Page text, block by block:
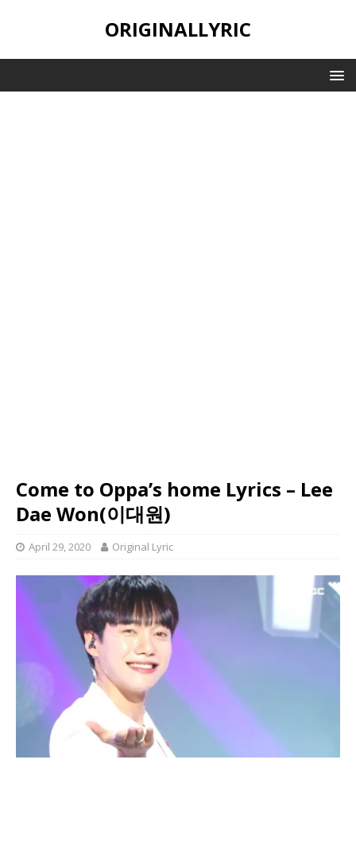
ORIGINALLYRIC
Come to Oppa’s home Lyrics – Lee
Dae Won(이대원)
April 29, 2020 Original Lyric